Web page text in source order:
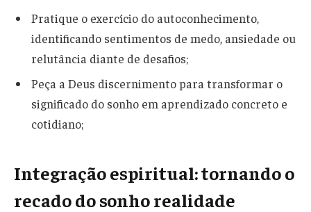
Pratique o exercício do autoconhecimento,
identificando sentimentos de medo, ansiedade ou
relutância diante de desafios;
Peça a Deus discernimento para transformar o
significado do sonho em aprendizado concreto e
cotidiano;
Integração espiritual: tornando o
recado do sonho realidade